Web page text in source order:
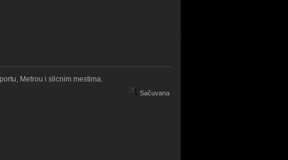
Metrou i slicnim mestima.
Sačuvana